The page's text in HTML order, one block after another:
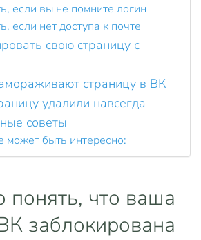
если вы не помните логин
если нет доступа к почте
свою страницу с
страницу в ВК
удалили навсегда
советы
может быть интересно:
что ваша
заблокирована